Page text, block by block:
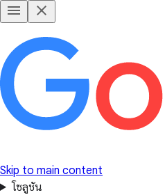
Skip to main content
โซลูชัน